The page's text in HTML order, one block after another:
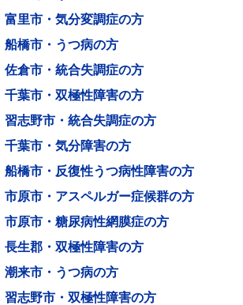
里市・気分変調症の方
橋市・うつ病の方
倉市・統合失調症の方
葉市・双極性障害の方
志野市・統合失調症の方
葉市・気分障害の方
橋市・反復性うつ病性障害の方
原市・アスペルガー症候群の方
原市・糖尿病性網膜症の方
生郡・双極性障害の方
来市・うつ病の方
志野市・双極性障害の方